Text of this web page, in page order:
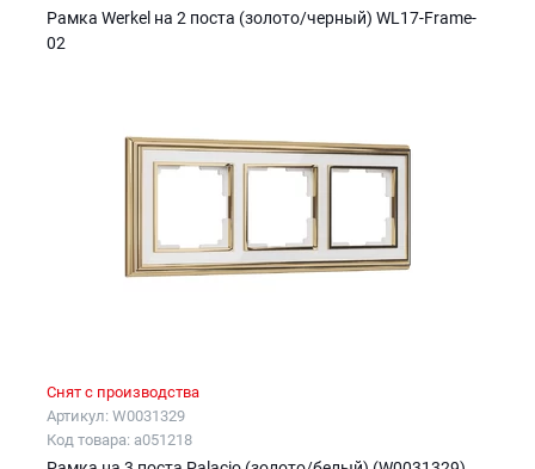
Рамка Werkel на 2 поста (золото/черный) WL17-Frame-
02
Снят с производства
Артикул: W0031329
Код товара: a051218